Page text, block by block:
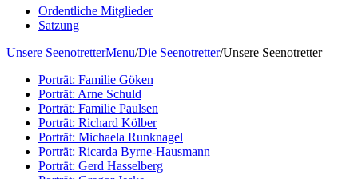
Ordentliche Mitglieder
Satzung
Unsere SeenotretterMenu/Die Seenotretter/Unsere Seenotretter
Porträt: Familie Göken
Porträt: Arne Schuld
Porträt: Familie Paulsen
Porträt: Richard Kölber
Porträt: Michaela Runknagel
Porträt: Ricarda Byrne-Hausmann
Porträt: Gerd Hasselberg